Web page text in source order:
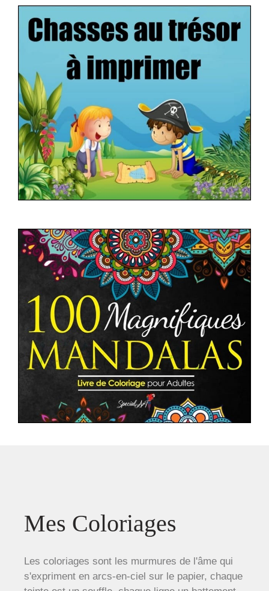
Mes Coloriages
Les coloriages sont les murmures de l'âme qui
s'expriment en arcs-en-ciel sur le papier, chaque